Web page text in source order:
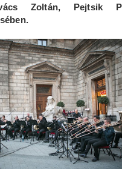
Zoltán, Pejtsik